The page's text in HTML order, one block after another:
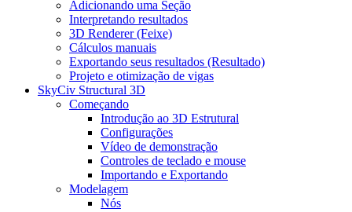
Adicionando uma Seção
Interpretando resultados
3D Renderer (Feixe)
Cálculos manuais
Exportando seus resultados (Resultado)
Projeto e otimização de vigas
SkyCiv Structural 3D
Começando
Introdução ao 3D Estrutural
Configurações
Vídeo de demonstração
Controles de teclado e mouse
Importando e Exportando
Modelagem
Nós